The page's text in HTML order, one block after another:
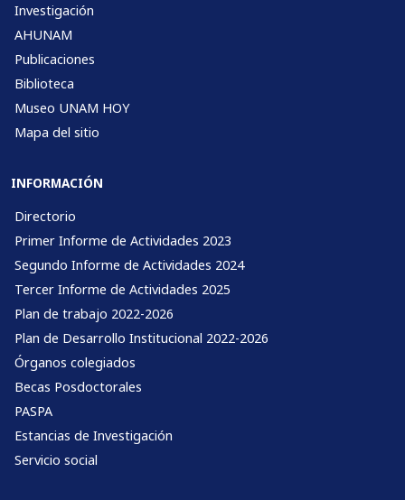
Investigación
AHUNAM
Publicaciones
Biblioteca
Museo UNAM HOY
Mapa del sitio
INFORMACIÓN
Directorio
Primer Informe de Actividades 2023
Segundo Informe de Actividades 2024
Tercer Informe de Actividades 2025
Plan de trabajo 2022-2026
Plan de Desarrollo Institucional 2022-2026
Órganos colegiados
Becas Posdoctorales
PASPA
Estancias de Investigación
Servicio social